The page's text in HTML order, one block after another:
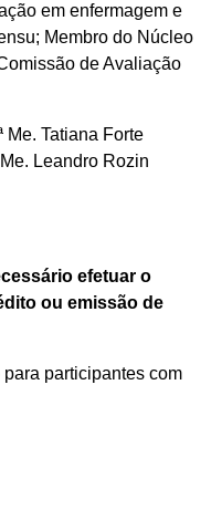
em enfermagem e
Membro do Núcleo
de Avaliação
Me. Tatiana Forte
Leandro Rozin
efetuar o
ou emissão de
participantes com